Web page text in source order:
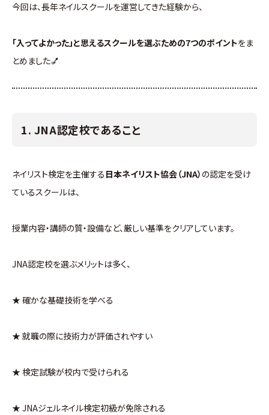
今回は、長年ネイルスクールを運営してきた経験から、
「入ってよかった」と思えるスクールを選ぶための7つのポイントをま
とめました💅
1. JNA認定校であること
ネイリスト検定を主催する 日本ネイリスト協会（JNA） の認定を受け
ているスクールは、
授業内容・講師の質・設備など、厳しい基準をクリアしています。
JNA認定校を選ぶメリットは多く、
★ 確かな基礎技術を学べる
★ 就職の際に技術力が評価されやすい
★ 検定試験が校内で受けられる
★ JNAジェルネイル検定初級が免除される